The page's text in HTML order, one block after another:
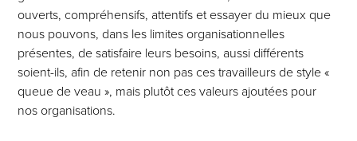
ouverts, compréhensifs, attentifs et essayer du mieux que
nous pouvons, dans les limites organisationnelles
présentes, de satisfaire leurs besoins, aussi différents
soient-ils, afin de retenir non pas ces travailleurs de style «
queue de veau », mais plutôt ces valeurs ajoutées pour
nos organisations.